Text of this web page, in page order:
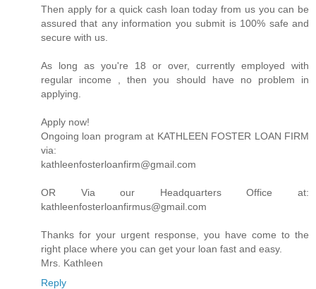
Then apply for a quick cash loan today from us you can be
assured that any information you submit is 100% safe and
secure with us.
As long as you're 18 or over, currently employed with
regular income , then you should have no problem in
applying.
Apply now!
Ongoing loan program at KATHLEEN FOSTER LOAN FIRM
via:
kathleenfosterloanfirm@gmail.com
OR Via our Headquarters Office at:
kathleenfosterloanfirmus@gmail.com
Thanks for your urgent response, you have come to the
right place where you can get your loan fast and easy.
Mrs. Kathleen​​
Reply